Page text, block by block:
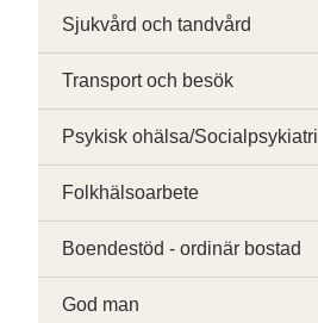
Sjukvård och tandvård
Transport och besök
Psykisk ohälsa/Socialpsykiatri
Folkhälsoarbete
Boendestöd - ordinär bostad
God man